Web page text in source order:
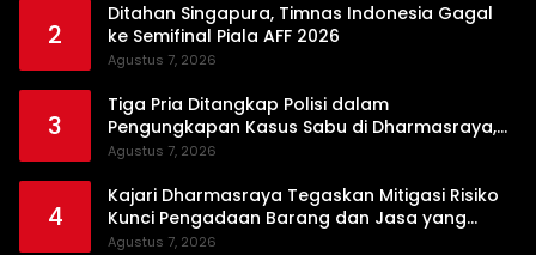
2
Ditahan Singapura, Timnas Indonesia Gagal
ke Semifinal Piala AFF 2026
Agustus 7, 2026
3
Tiga Pria Ditangkap Polisi dalam
Pengungkapan Kasus Sabu di Dharmasraya,
Timbangan Digital hingga Bong Disita
Agustus 7, 2026
4
Kajari Dharmasraya Tegaskan Mitigasi Risiko
Kunci Pengadaan Barang dan Jasa yang
Bersih
Agustus 7, 2026